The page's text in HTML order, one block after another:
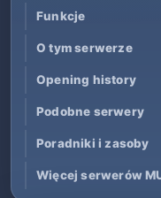
Funkcje
O tym serwerze
Opening history
Podobne serwery
Poradniki i zasoby
Więcej serwerów